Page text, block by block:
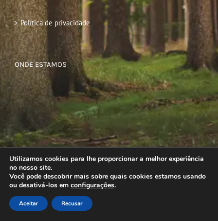
Política de privacidade
ONDE ESTAMOS
Utilizamos cookies para lhe proporcionar a melhor experiência
no nosso site.
Você pode descobrir mais sobre quais cookies estamos usando
ou desativá-los em configurações.
Aceitar Recusar